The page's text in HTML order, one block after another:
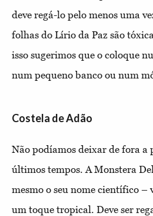
deve regá-lo pelo menos uma
folhas do Lírio da Paz são
isso sugerimos que o coloque
num pequeno banco ou num
Costela de Adão
Não podíamos deixar de fora a
últimos tempos. A Monstera
mesmo o seu nome científico –
um toque tropical. Deve ser